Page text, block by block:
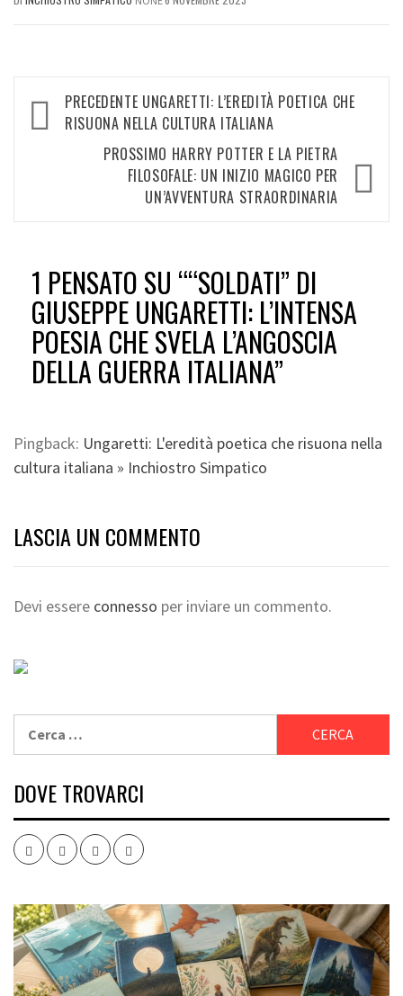
Navigazione
articolo
PRECEDENTE UNGARETTI: L’EREDITÀ POETICA CHE
RISUONA NELLA CULTURA ITALIANA
PROSSIMO HARRY POTTER E LA PIETRA
FILOSOFALE: UN INIZIO MAGICO PER
UN’AVVENTURA STRAORDINARIA
1 PENSATO SU ““SOLDATI” DI
GIUSEPPE UNGARETTI: L’INTENSA
POESIA CHE SVELA L’ANGOSCIA
DELLA GUERRA ITALIANA”
Pingback: Ungaretti: L'eredità poetica che risuona nella
cultura italiana » Inchiostro Simpatico
LASCIA UN COMMENTO
Devi essere connesso per inviare un commento.
DOVE TROVARCI
FacebookTwitter InstagramYoutube